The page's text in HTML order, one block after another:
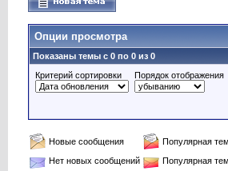
Опции просмотра
Показаны темы с 0 по 0 из 0
Критерий сортировки
Порядок отображения
Новые сообщения
Популярная
Нет новых сообщений
Популярная